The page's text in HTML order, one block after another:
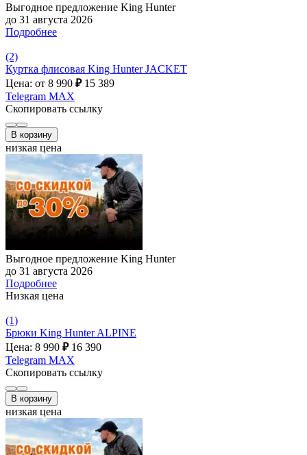
Выгодное предложение King Hunter
до 31 августа 2026
Подробнее
(2)
Куртка флисовая King Hunter JACKET
Цена: от 8 990 ₽ 15 389
Telegram MAX
Скопировать ссылку
В корзину
низкая цена
Выгодное предложение King Hunter
до 31 августа 2026
Подробнее
Низкая цена
(1)
Брюки King Hunter ALPINE
Цена: 8 990 ₽ 16 390
Telegram MAX
Скопировать ссылку
В корзину
низкая цена